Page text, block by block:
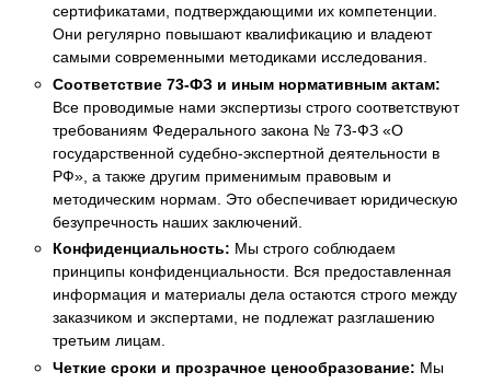
сертификатами, подтверждающими их компетенции.
Они регулярно повышают квалификацию и владеют
самыми современными методиками исследования.
Соответствие 73-ФЗ и иным нормативным актам:
Все проводимые нами экспертизы строго соответствуют
требованиям Федерального закона № 73-ФЗ «О
государственной судебно-экспертной деятельности в
РФ», а также другим применимым правовым и
методическим нормам. Это обеспечивает юридическую
безупречность наших заключений.
Конфиденциальность: Мы строго соблюдаем
принципы конфиденциальности. Вся предоставленная
информация и материалы дела остаются строго между
заказчиком и экспертами, не подлежат разглашению
третьим лицам.
Четкие сроки и прозрачное ценообразование: Мы